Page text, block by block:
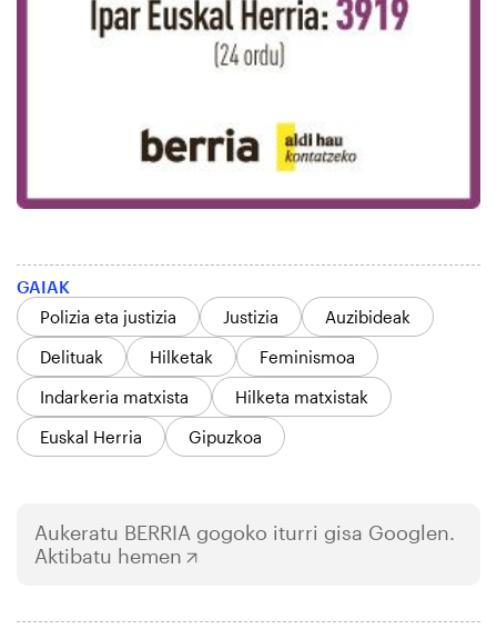
GAIAK
Polizia eta justizia
Justizia
Auzibideak
Delituak
Hilketak
Feminismoa
Indarkeria matxista
Hilketa matxistak
Euskal Herria
Gipuzkoa
Aukeratu BERRIA gogoko iturri gisa Googlen.
Aktibatu hemen